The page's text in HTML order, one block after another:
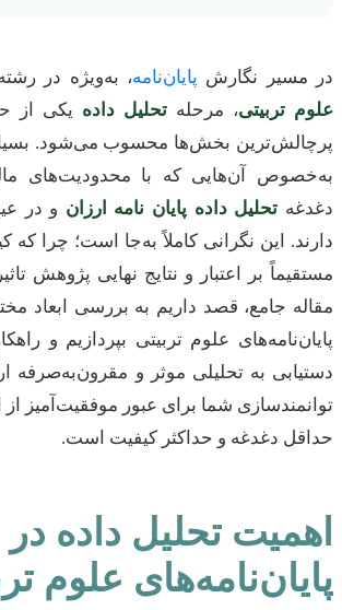
در مسیر نگارش پایان‌نامه، به‌ویژه در
علوم تربیتی، مرحله تحلیل داده یکی از
پرچالش‌ترین بخش‌ها محسوب می‌شود.
به‌خصوص آن‌هایی که با محدودیت‌های
دغدغه تحلیل داده پایان نامه ارزان و در
دارند. این نگرانی کاملاً به‌جا است؛ چرا که
مستقیماً بر اعتبار و نتایج نهایی پژوهش
مقاله جامع، قصد داریم به بررسی ابعاد
پایان‌نامه‌های علوم تربیتی بپردازیم و
دستیابی به تحلیلی موثر و مقرون‌به‌صرفه
توانمندسازی شما برای عبور موفقیت‌آمیز از
حداقل دغدغه و حداکثر کیفیت است.
اهمیت تحلیل داده در
پایان‌نامه‌های علوم